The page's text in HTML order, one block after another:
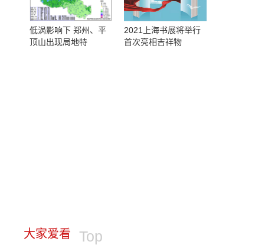
低涡影响下 郑州、平
顶山出现局地特
2021上海书展将举行
首次亮相吉祥物
大家爱看 Top